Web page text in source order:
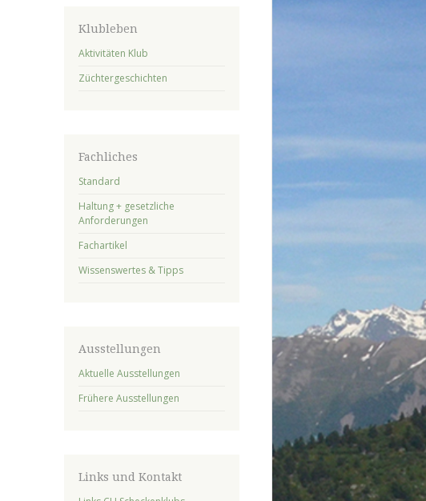
Klubleben
Aktivitäten Klub
Züchtergeschichten
Fachliches
Standard
Haltung + gesetzliche
Anforderungen
Fachartikel
Wissenswertes & Tipps
Ausstellungen
Aktuelle Ausstellungen
Frühere Ausstellungen
Links und Kontakt